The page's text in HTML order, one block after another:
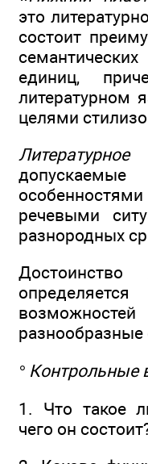
это
состоит
единиц,
литературном
целями
речевыми
разнородных
Достоинство
разнообразные
° Контрольные
1. Что такое
чего он